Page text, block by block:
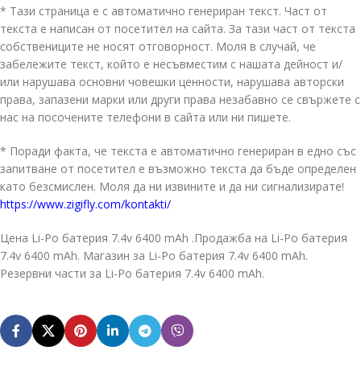
* Тази страница е с автоматично генериран текст. Част от
текста е написан от посетител на сайта. За тази част от текста
собствениците не носят отговорност. Моля в случай, че
забележите текст, който е несъвместим с нашата дейност и/
или нарушава основни човешки ценности, нарушава авторски
права, запазени марки или други права незабавно се свържете с
нас на посочените телефони в сайта или ни пишете.
* Поради факта, че текста е автоматично генериран в едно със
запитване от посетител е възможно текста да бъде определен
като безсмислен. Моля да ни извините и да ни сигнализирате!
https://www.zigifly.com/kontakti/
Цена Li-Po батерия 7.4v 6400 mAh .Продажба на Li-Po батерия
7.4v 6400 mAh. Магазин за Li-Po батерия 7.4v 6400 mAh.
Резервни части за Li-Po батерия 7.4v 6400 mAh.